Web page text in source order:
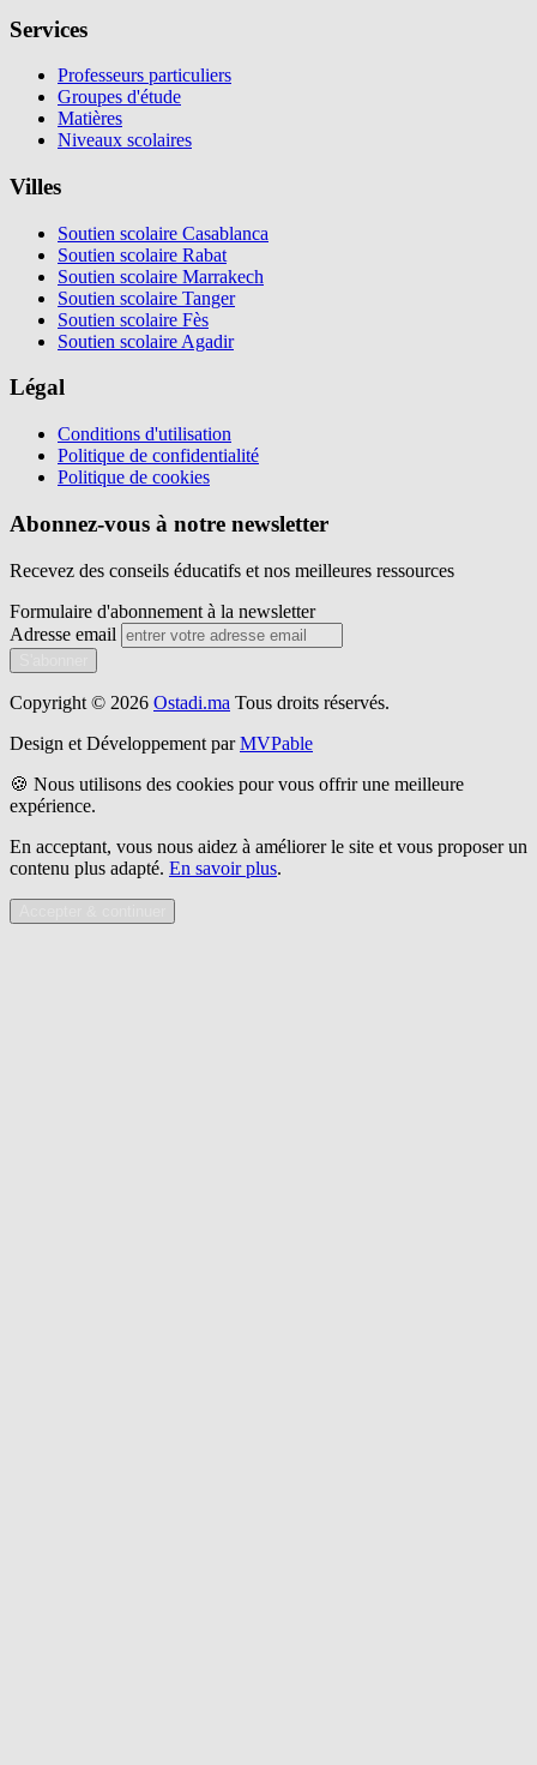
Services
Professeurs particuliers
Groupes d'étude
Matières
Niveaux scolaires
Villes
Soutien scolaire Casablanca
Soutien scolaire Rabat
Soutien scolaire Marrakech
Soutien scolaire Tanger
Soutien scolaire Fès
Soutien scolaire Agadir
Légal
Conditions d'utilisation
Politique de confidentialité
Politique de cookies
Abonnez-vous à notre newsletter
Recevez des conseils éducatifs et nos meilleures ressources
Formulaire d'abonnement à la newsletter
Adresse email
Copyright © 2026 Ostadi.ma Tous droits réservés.
Design et Développement par MVPable
🍪 Nous utilisons des cookies pour vous offrir une meilleure
expérience.
En acceptant, vous nous aidez à améliorer le site et vous proposer un
contenu plus adapté. En savoir plus.